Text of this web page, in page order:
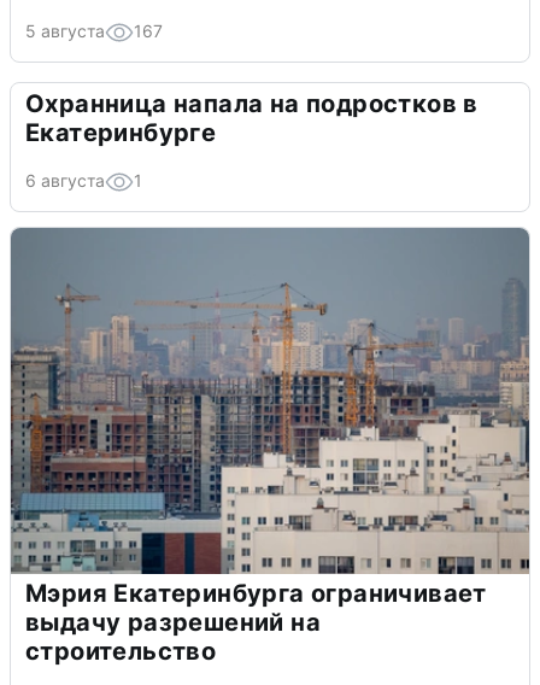
5 августа 167
Охранница напала на подростков в
Екатеринбурге
6 августа 1
Мэрия Екатеринбурга ограничивает
выдачу разрешений на
строительство